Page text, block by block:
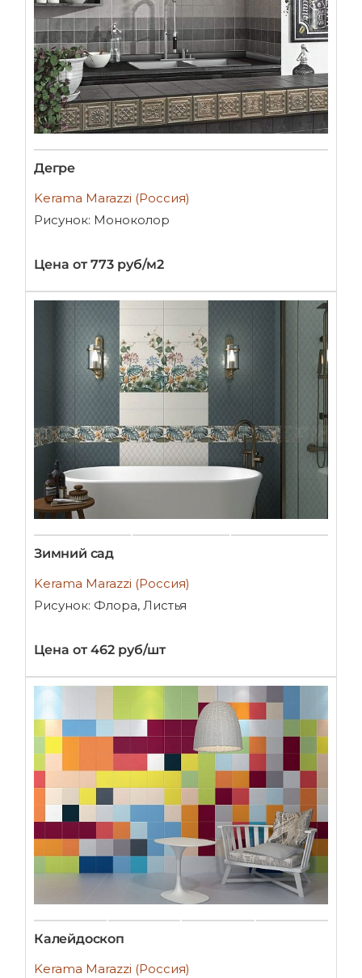
Дегре
Kerama Marazzi (Россия)
Рисунок: Моноколор
Цена от 773 руб/м2
Зимний сад
Kerama Marazzi (Россия)
Рисунок: Флора, Листья
Цена от 462 руб/шт
Калейдоскоп
Kerama Marazzi (Россия)